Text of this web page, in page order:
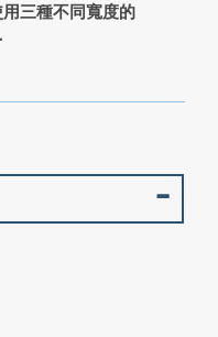
三種不同寬度的